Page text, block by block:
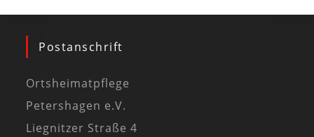
Postanschrift
Ortsheimatpflege
Petershagen e.V.
Liegnitzer Straße 4